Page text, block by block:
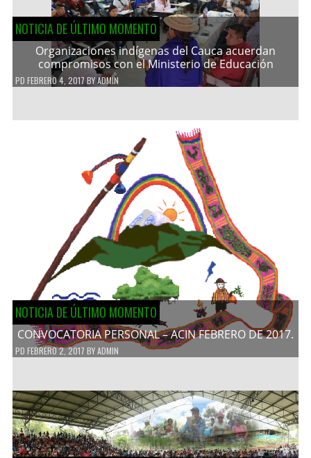
NOTICIA DE ÚLTIMO MOMENTO
Organizaciones indígenas del Cauca acuerdan
compromisos con el Ministerio de Educación
PD FEBRERO 4, 2017 BYADMIN
NOTICIA DE ÚLTIMO MOMENTO
CONVOCATORIA PERSONAL – ACIN FEBRERO DE 2017.
PD FEBRERO 2, 2017 BYADMIN